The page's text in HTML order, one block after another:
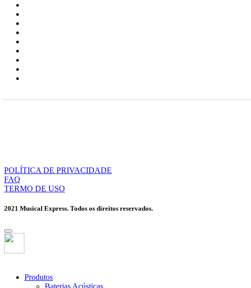
POLÍTICA DE PRIVACIDADE
FAQ
TERMO DE USO
2021 Musical Express. Todos os direitos reservados.
Produtos
Baterias Acústicas